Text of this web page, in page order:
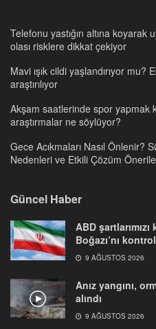
Telefonu yastığın altına koyarak
olası risklere dikkat çekiyor
Mavi ışık cildi yaşlandırıyor
araştırılıyor
Akşam saatlerinde spor yapmak
araştırmalar ne söylüyor?
Gece Acıkmaları Nasıl Önlenir?
Nedenleri ve Etkili Çözüm
Güncel Haber
ABD
Boğazı’nı
9 AĞUSTOS 2026
Anız yangını,
alındı
9 AĞUSTOS 2026